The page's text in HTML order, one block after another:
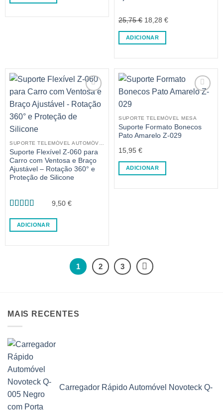
25,75€ O
preço
original
18,28 €O
ADICIONAR
Suporte Flexível Z-060 para
Carro com Ventosa e Braço
Ajustável – Rotação 360° e
Proteção de Silicone
de 5
9,50 €
ADICIONAR
SUPORTE TELEMÓVEL MESA
Suporte Formato Bonecos
Pato Amarelo Z-029
15,95 €
ADICIONAR
1 2 3
MAIS RECENTES
Carregador Rápido Automóvel Novoteck Q-